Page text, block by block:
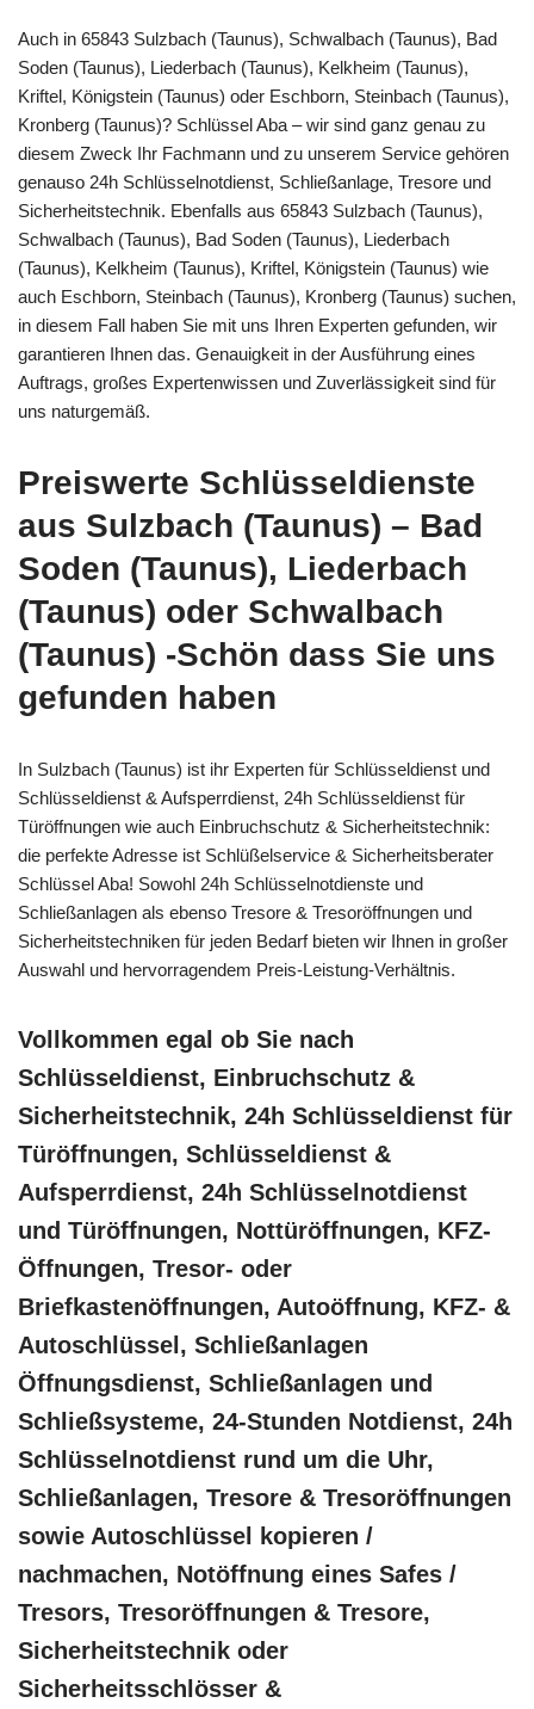
Auch in 65843 Sulzbach (Taunus), Schwalbach (Taunus), Bad
Soden (Taunus), Liederbach (Taunus), Kelkheim (Taunus),
Kriftel, Königstein (Taunus) oder Eschborn, Steinbach (Taunus),
Kronberg (Taunus)? Schlüssel Aba – wir sind ganz genau zu
diesem Zweck Ihr Fachmann und zu unserem Service gehören
genauso 24h Schlüsselnotdienst, Schließanlage, Tresore und
Sicherheitstechnik. Ebenfalls aus 65843 Sulzbach (Taunus),
Schwalbach (Taunus), Bad Soden (Taunus), Liederbach
(Taunus), Kelkheim (Taunus), Kriftel, Königstein (Taunus) wie
auch Eschborn, Steinbach (Taunus), Kronberg (Taunus) suchen,
in diesem Fall haben Sie mit uns Ihren Experten gefunden, wir
garantieren Ihnen das. Genauigkeit in der Ausführung eines
Auftrags, großes Expertenwissen und Zuverlässigkeit sind für
uns naturgemäß.
Preiswerte Schlüsseldienste
aus Sulzbach (Taunus) – Bad
Soden (Taunus), Liederbach
(Taunus) oder Schwalbach
(Taunus) -Schön dass Sie uns
gefunden haben
In Sulzbach (Taunus) ist ihr Experten für Schlüsseldienst und
Schlüsseldienst & Aufsperrdienst, 24h Schlüsseldienst für
Türöffnungen wie auch Einbruchschutz & Sicherheitstechnik:
die perfekte Adresse ist Schlüßelservice & Sicherheitsberater
Schlüssel Aba! Sowohl 24h Schlüsselnotdienste und
Schließanlagen als ebenso Tresore & Tresoröffnungen und
Sicherheitstechniken für jeden Bedarf bieten wir Ihnen in großer
Auswahl und hervorragendem Preis-Leistung-Verhältnis.
Vollkommen egal ob Sie nach
Schlüsseldienst, Einbruchschutz &
Sicherheitstechnik, 24h Schlüsseldienst für
Türöffnungen, Schlüsseldienst &
Aufsperrdienst, 24h Schlüsselnotdienst
und Türöffnungen, Nottüröffnungen, KFZ-
Öffnungen, Tresor- oder
Briefkastenöffnungen, Autoöffnung, KFZ- &
Autoschlüssel, Schließanlagen
Öffnungsdienst, Schließanlagen und
Schließsysteme, 24-Stunden Notdienst, 24h
Schlüsselnotdienst rund um die Uhr,
Schließanlagen, Tresore & Tresoröffnungen
sowie Autoschlüssel kopieren /
nachmachen, Notöffnung eines Safes /
Tresors, Tresoröffnungen & Tresore,
Sicherheitstechnik oder
Sicherheitsschlösser &